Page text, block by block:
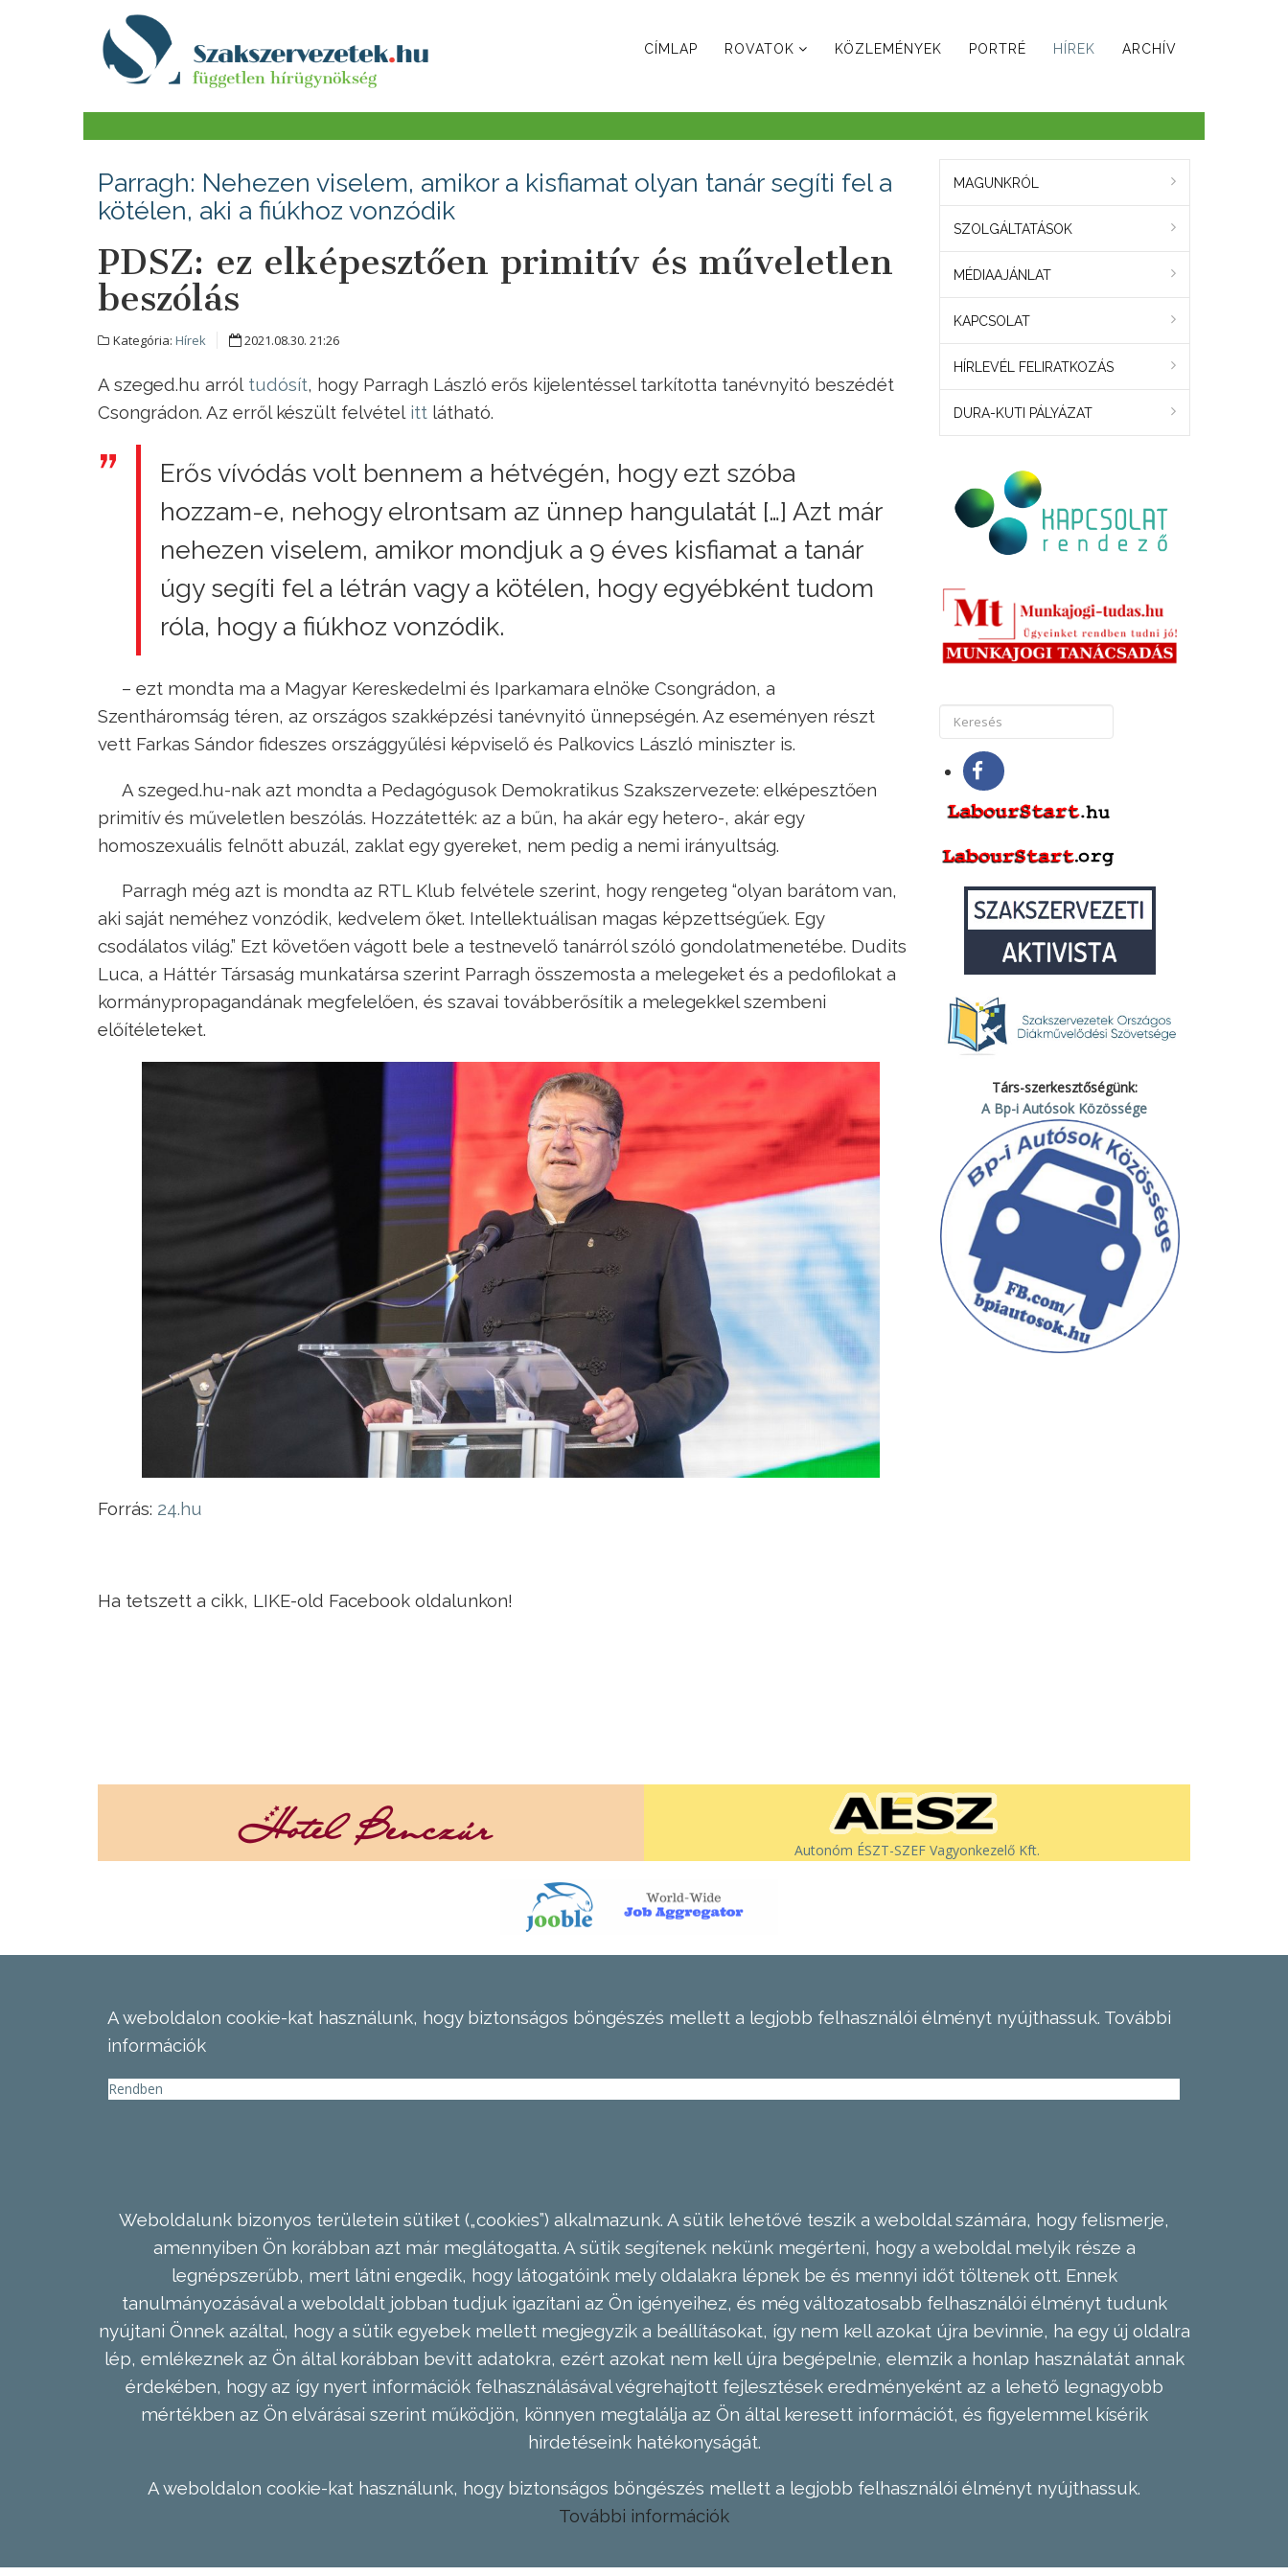
CÍMLAP ROVATOK KÖZLEMÉNYEK PORTRÉ HÍREK ARCHÍV
Parragh: Nehezen viselem, amikor a kisfiamat olyan tanár segíti fel a
kötélen, aki a fiúkhoz vonzódik
PDSZ: ez elképesztően primitív és műveletlen
beszólás
Kategória: Hírek 2021.08.30. 21:26
A szeged.hu arról tudósít, hogy Parragh László erős kijelentéssel tarkította tanévnyitó beszédét
Csongrádon. Az erről készült felvétel itt látható.
Erős vívódás volt bennem a hétvégén, hogy ezt szóba
hozzam-e, nehogy elrontsam az ünnep hangulatát […] Azt már
nehezen viselem, amikor mondjuk a 9 éves kisfiamat a tanár
úgy segíti fel a létrán vagy a kötélen, hogy egyébként tudom
róla, hogy a fiúkhoz vonzódik.
– ezt mondta ma a Magyar Kereskedelmi és Iparkamara elnöke Csongrádon, a
Szentháromság téren, az országos szakképzési tanévnyitó ünnepségén. Az eseményen részt
vett Farkas Sándor fideszes országgyűlési képviselő és Palkovics László miniszter is.
A szeged.hu-nak azt mondta a Pedagógusok Demokratikus Szakszervezete: elképesztően
primitív és műveletlen beszólás. Hozzátették: az a bűn, ha akár egy hetero-, akár egy
homoszexuális felnőtt abuzál, zaklat egy gyereket, nem pedig a nemi irányultság.
Parragh még azt is mondta az RTL Klub felvétele szerint, hogy rengeteg “olyan barátom van,
aki saját neméhez vonzódik, kedvelem őket. Intellektuálisan magas képzettségűek. Egy
csodálatos világ.” Ezt követően vágott bele a testnevelő tanárról szóló gondolatmenetébe. Dudits
Luca, a Háttér Társaság munkatársa szerint Parragh összemosta a melegeket és a pedofilokat a
kormánypropagandának megfelelően, és szavai továbberősítik a melegekkel szembeni
előítéleteket.
Forrás: 24.hu
Ha tetszett a cikk, LIKE-old Facebook oldalunkon!
MAGUNKRÓL
SZOLGÁLTATÁSOK
MÉDIAAJÁNLAT
KAPCSOLAT
HÍRLEVÉL FELIRATKOZÁS
DURA-KUTI PÁLYÁZAT
Társ-szerkesztőségünk:
A Bp-i Autósok Közössége
Autonóm ÉSZT-SZEF Vagyonkezelő Kft.
A weboldalon cookie-kat használunk, hogy biztonságos böngészés mellett a legjobb felhasználói élményt nyújthassuk. További
információk
Rendben
Weboldalunk bizonyos területein sütiket („cookies”) alkalmazunk. A sütik lehetővé teszik a weboldal számára, hogy felismerje,
amennyiben Ön korábban azt már meglátogatta. A sütik segítenek nekünk megérteni, hogy a weboldal melyik része a
legnépszerűbb, mert látni engedik, hogy látogatóink mely oldalakra lépnek be és mennyi időt töltenek ott. Ennek
tanulmányozásával a weboldalt jobban tudjuk igazítani az Ön igényeihez, és még változatosabb felhasználói élményt tudunk
nyújtani Önnek azáltal, hogy a sütik egyebek mellett megjegyzik a beállításokat, így nem kell azokat újra bevinnie, ha egy új oldalra
lép, emlékeznek az Ön által korábban bevitt adatokra, ezért azokat nem kell újra begépelnie, elemzik a honlap használatát annak
érdekében, hogy az így nyert információk felhasználásával végrehajtott fejlesztések eredményeként az a lehető legnagyobb
mértékben az Ön elvárásai szerint működjön, könnyen megtalálja az Ön által keresett információt, és figyelemmel kísérik
hirdetéseink hatékonyságát.
A weboldalon cookie-kat használunk, hogy biztonságos böngészés mellett a legjobb felhasználói élményt nyújthassuk.
További információk